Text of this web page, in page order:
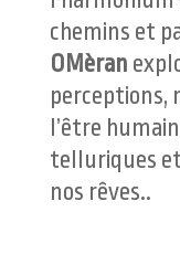
chemins et
OMèran
perceptions,
l’être
telluriques
nos rêves..